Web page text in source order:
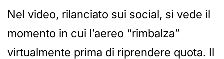
Nel video, rilanciato sui social, si vede il
momento in cui l’aereo “rimbalza”
virtualmente prima di riprendere quota. Il